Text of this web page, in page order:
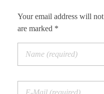
Your email address will
are marked *